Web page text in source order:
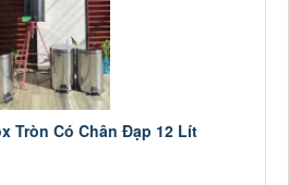
Tròn Có Chân Đạp 12 Lít